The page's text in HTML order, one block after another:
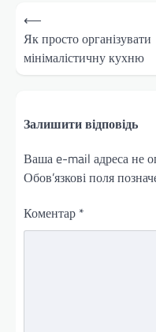
Навігація
записів
⟵
Як просто організувати
мінімалістичну кухню
Залишити відповідь
Ваша e-mail адреса не
Обов’язкові поля
Коментар *